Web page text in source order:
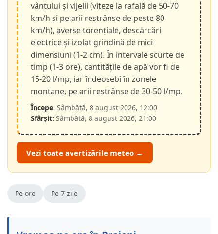
vântului și vijelii (viteze la rafală de 50-70
km/h și pe arii restrânse de peste 80
km/h), averse torențiale, descărcări
electrice și izolat grindină de mici
dimensiuni (1-2 cm). În intervale scurte de
timp (1-3 ore), cantitățile de apă vor fi de
15-20 l/mp, iar îndeosebi în zonele
montane, pe arii restrânse de 30-50 l/mp.
Începe: Sâmbătă, 8 august 2026, 12:00
Sfârșit: Sâmbătă, 8 august 2026, 21:00
Vezi toate avertizările meteo →
Pe ore Pe 7 zile